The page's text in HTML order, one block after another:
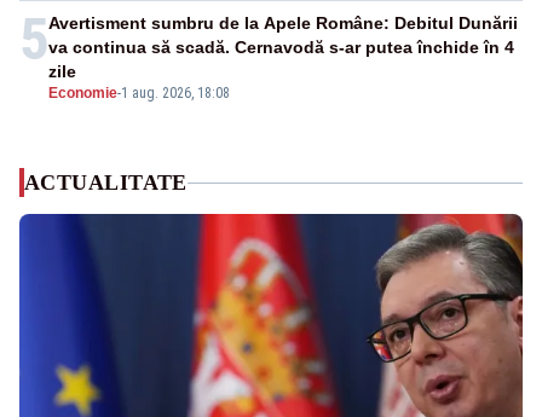
5
Economie-1 aug. 2026, 18:08
Avertisment sumbru de la Apele Române: Debitul Dunării
va continua să scadă. Cernavodă s-ar putea închide în 4
zile
ACTUALITATE